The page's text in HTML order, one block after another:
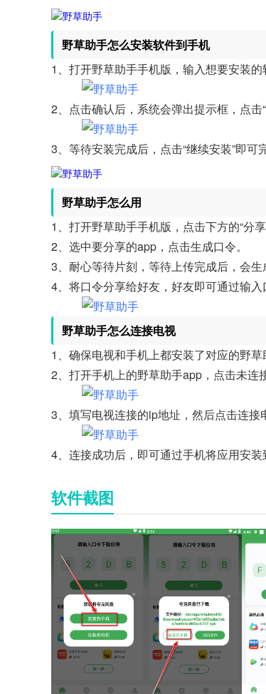
野草助手怎么安装软件到手机
1、打开野草助手手机版，输入想要安装
2、点击确认后，系统会弹出提示框，点击“
3、等待安装完成后，点击“继续安装”即可
野草助手怎么用
1、打开野草助手手机版，点击下方的“分享
2、选中要分享的app，点击生成口令。
3、耐心等待片刻，等待上传完成后，会生
4、将口令分享给好友，好友即可通过输入
野草助手怎么连接电视
1、确保电视和手机上都安装了对应的野草
2、打开手机上的野草助手app，点击未连
3、填写电视连接的ip地址，然后点击连接
4、连接成功后，即可通过手机将应用安
软件截图